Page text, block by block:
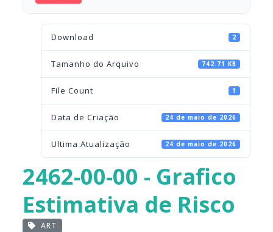
Download 2
Tamanho do Arquivo 742.71 KB
File Count 1
Data de Criação 24 de maio de 2026
Ultima Atualização 24 de maio de 2026
2462-00-00 - Grafico
Estimativa de Risco
ART